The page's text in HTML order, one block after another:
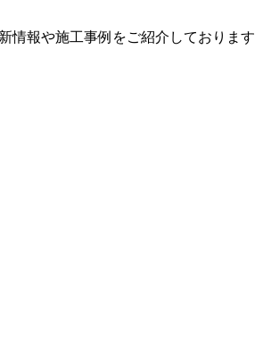
情報や施工事例をご紹介しております